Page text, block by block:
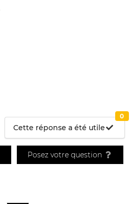
Cette réponse a été utile
0
Posez votre question